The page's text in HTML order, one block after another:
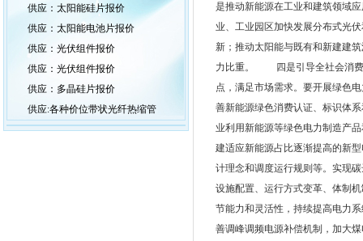
供应：太阳能硅片报价
供应：太阳能电池片报价
供应：光伏组件报价
供应：光伏组件报价
供应：多晶硅片报价
供应:各种价位带状光纤热缩管
是推动新能源在工业和建筑领域
业、工业园区加快发展分布式光
新；推动太阳能与既有和新建建
力比重。 四是引导全社会消费
点，满足市场需求。要开展绿色
善新能源绿色消费认证、标识体
业利用新能源等绿色电力制造产
建适应新能源占比逐渐提高的新
计理念和调度运行规则等。实现
设施配置、运行方式变革、体制
节能力和灵活性，持续提高电力
善调峰调频电源补偿机制，加大